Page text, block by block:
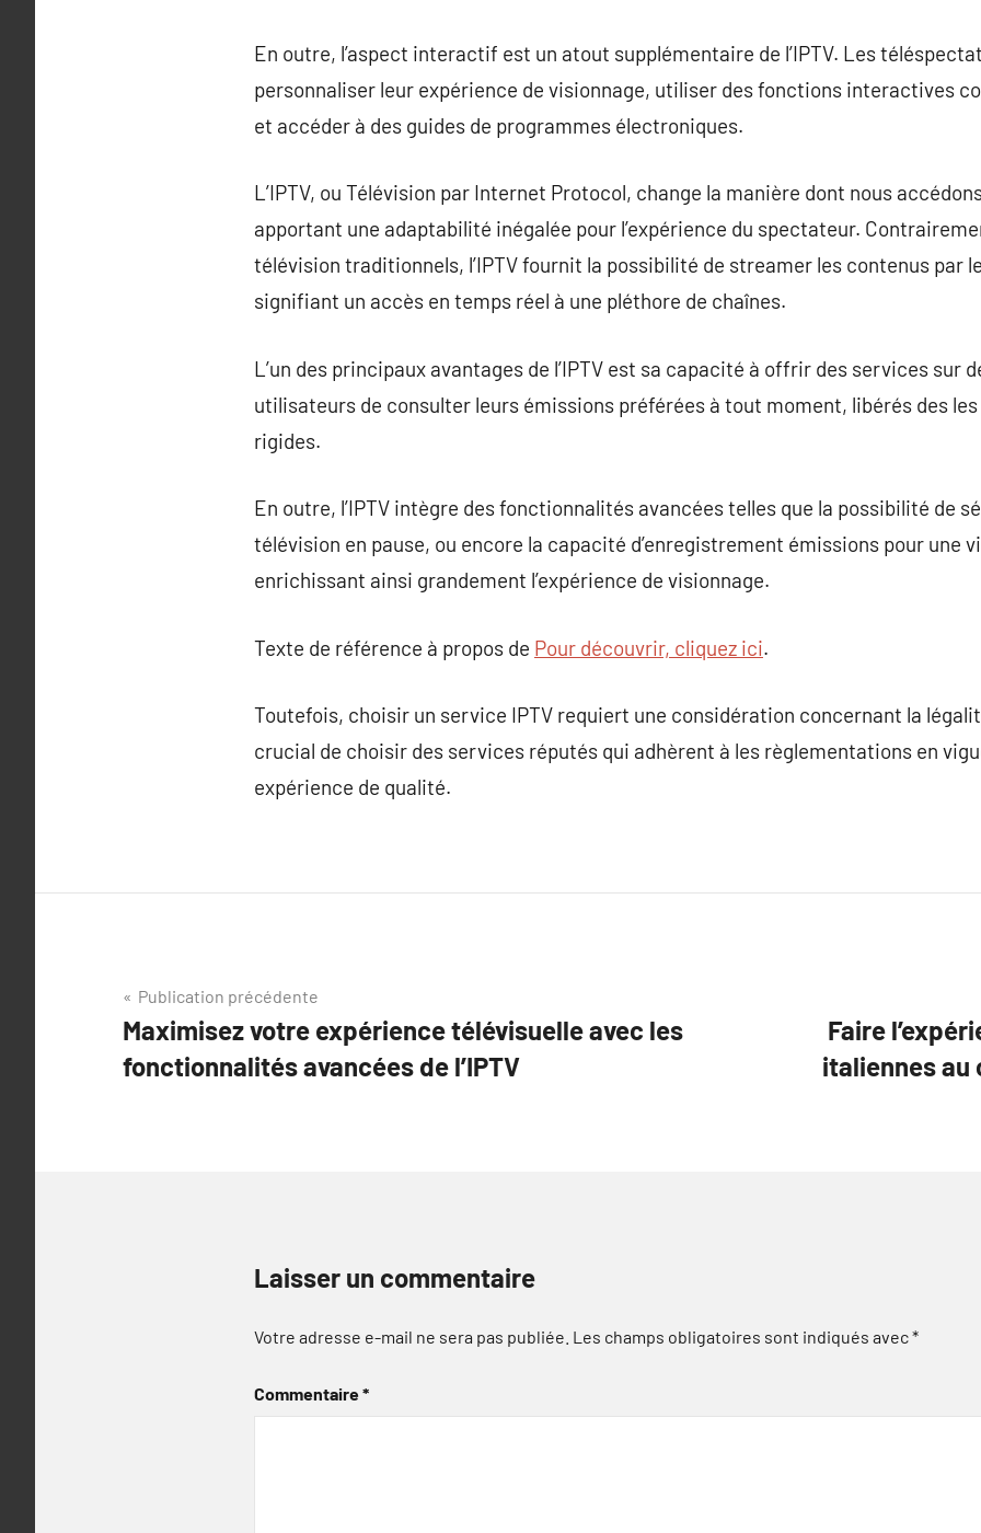
En outre, l’aspect interactif est un atout supplémentaire de l’IPTV. Les
personnaliser leur expérience de visionnage, utiliser des fonctions interactives
et accéder à des guides de programmes électroniques.
L’IPTV, ou Télévision par Internet Protocol, change la manière dont nous
apportant une adaptabilité inégalée pour l’expérience du spectateur.
télévision traditionnels, l’IPTV fournit la possibilité de streamer les contenus par
signifiant un accès en temps réel à une pléthore de chaînes.
L’un des principaux avantages de l’IPTV est sa capacité à offrir des services sur
utilisateurs de consulter leurs émissions préférées à tout moment, libérés des
rigides.
En outre, l’IPTV intègre des fonctionnalités avancées telles que la possibilité de
télévision en pause, ou encore la capacité d’enregistrement émissions pour une
enrichissant ainsi grandement l’expérience de visionnage.
Texte de référence à propos de Pour découvrir, cliquez ici.
Toutefois, choisir un service IPTV requiert une considération concernant la
crucial de choisir des services réputés qui adhèrent à les règlementations en
expérience de qualité.
Navigation
de
l’article
Publication précédente
Maximisez votre expérience télévisuelle avec les
fonctionnalités avancées de l’IPTV
Faire
italiennes
Laisser un commentaire
Votre adresse e-mail ne sera pas publiée. Les champs obligatoires sont indiqués avec*
Commentaire*